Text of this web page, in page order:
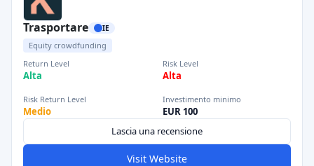
Trasportare IE
Equity crowdfunding
Return Level
Alta
Risk Level
Alta
Risk Return Level
Medio
Investimento minimo
EUR 100
Lascia una recensione
Visit Website